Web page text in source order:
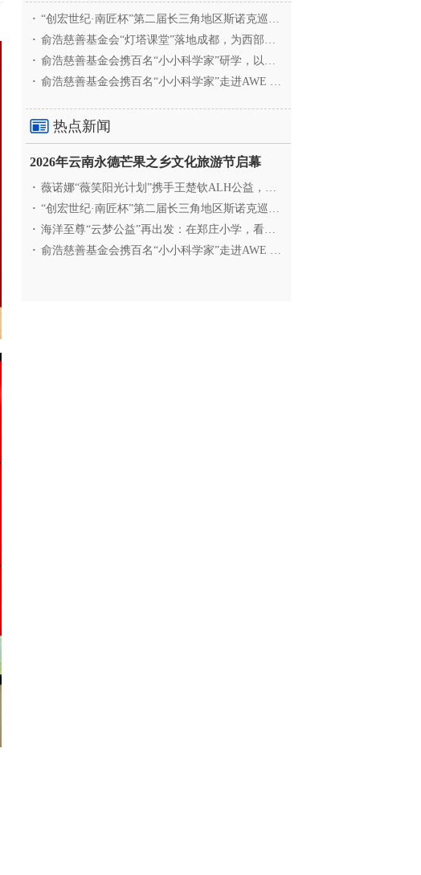
· “创宏世纪·南匠杯”第二届长三角地区斯诺克巡回赛（江
· 俞浩慈善基金会“灯塔课堂”落地成都，为西部学子搭建
· 俞浩慈善基金会携百名“小小科学家”研学，以顶尖科创
· 俞浩慈善基金会携百名“小小科学家”走进AWE 探访追觅
热点新闻
2026年云南永德芒果之乡文化旅游节启幕
· 薇诺娜“薇笑阳光计划”携手王楚钦ALH公益，助力高原乒
· “创宏世纪·南匠杯”第二届长三角地区斯诺克巡回赛（江
· 海洋至尊“云梦公益”再出发：在郑庄小学，看见向善的
· 俞浩慈善基金会携百名“小小科学家”走进AWE 探访追觅